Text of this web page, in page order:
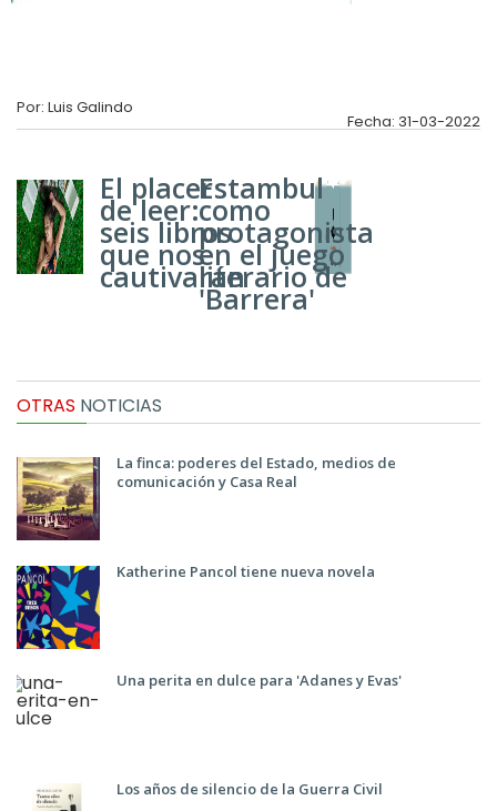
Por: Luis Galindo
Fecha: 31-03-2022
El placer
de leer:
seis libros
que nos
cautivarán
Estambul
como
protagonista
en el juego
literario de
'Barrera'
OTRAS NOTICIAS
La finca: poderes del Estado, medios de
comunicación y Casa Real
Katherine Pancol tiene nueva novela
Una perita en dulce para 'Adanes y Evas'
Los años de silencio de la Guerra Civil